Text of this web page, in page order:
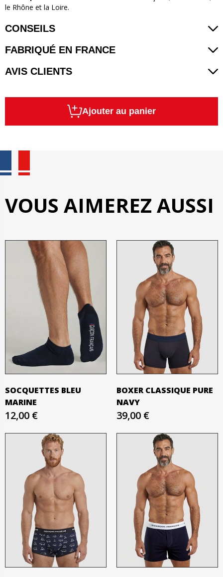
le Rhône et la Loire.
CONSEILS
FABRIQUÉ EN FRANCE
AVIS CLIENTS
Ajouter au panier
VOUS AIMEREZ AUSSI
SOCQUETTES BLEU
MARINE
12,00 €
BOXER CLASSIQUE PURE
NAVY
39,00 €